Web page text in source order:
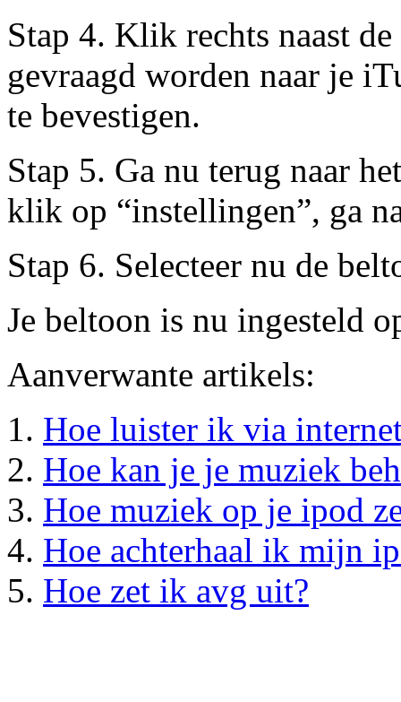
Stap 4. Klik rechts naast
gevraagd worden naar je
te bevestigen.
Stap 5. Ga nu terug naar
klik op “instellingen”, ga
Stap 6. Selecteer nu de
Je beltoon is nu ingesteld
Aanverwante artikels:
Hoe luister ik via
Hoe kan je je muziek
Hoe muziek op je ipod
Hoe achterhaal ik mijn
Hoe zet ik avg uit?